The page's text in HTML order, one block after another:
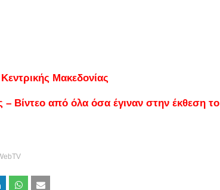
Μακεδονίας
Βίντεο από όλα όσα έγιναν στην έκθεση το